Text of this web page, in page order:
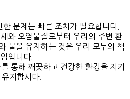
문제는 빠른 조치가 필요합니다.
와 오염물질로부터 우리의 주변 환
물을 유지하는 것은 우리 모두의 책
임입니다.
통해 깨끗하고 건강한 환경을 지키
유지합시다.